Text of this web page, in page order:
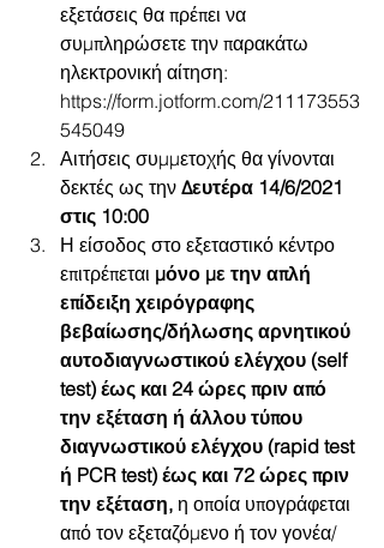
εξετάσεις θα πρέπει να
συμπληρώσετε την παρακάτω
ηλεκτρονική αίτηση:
https://form.jotform.com/211173553
545049
Αιτήσεις συμμετοχής θα γίνονται
δεκτές ως την Δευτέρα 14/6/2021
στις 10:00
Η είσοδος στο εξεταστικό κέντρο
επιτρέπεται μόνο με την απλή
επίδειξη χειρόγραφης
βεβαίωσης/δήλωσης αρνητικού
αυτοδιαγνωστικού ελέγχου (self
test) έως και 24 ώρες πριν από
την εξέταση ή άλλου τύπου
διαγνωστικού ελέγχου (rapid test
ή PCR test) έως και 72 ώρες πριν
την εξέταση, η οποία υπογράφεται
από τον εξεταζόμενο ή τον γονέα/